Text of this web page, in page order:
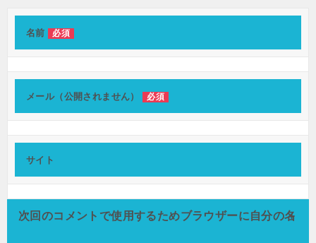
ゲ
ョ
名前 必須
メール（公開されません） 必須
サイト
次回のコメントで使用するためブラウザーに自分の名